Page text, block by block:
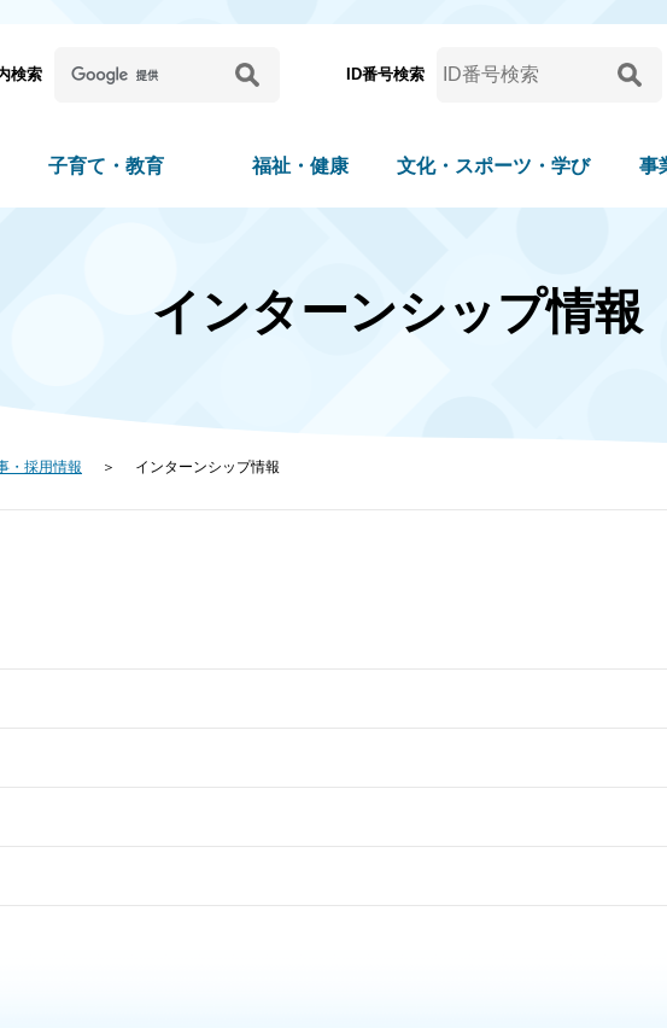
検索 ID番号検索
子育て・教育 福祉・健康 文化・スポーツ・学び 事
インターンシップ情報
・採用情報 インターンシップ情報